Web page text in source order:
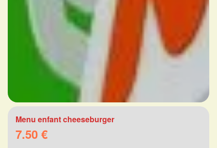
Menu enfant cheeseburger
7.50 €